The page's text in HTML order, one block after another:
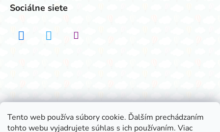
Tento web používa súbory cookie. Ďalším prechádzaním
tohto webu vyjadrujete súhlas s ich používaním. Viac
Sociálne siete